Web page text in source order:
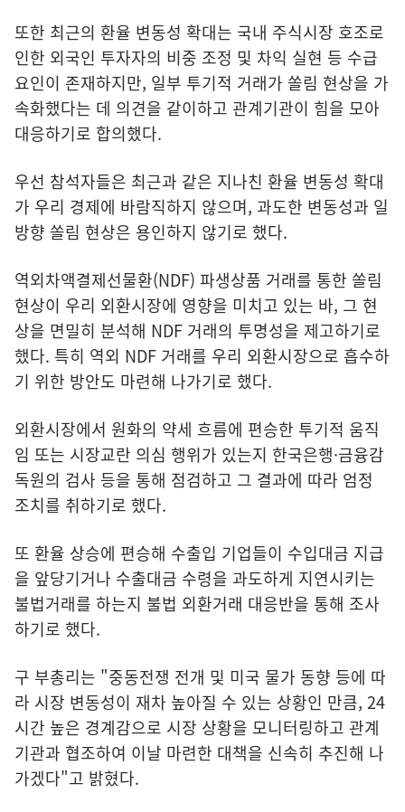
또한 최근의 환율 변동성 확대는 국내 주식시장 호조로
인한 외국인 투자자의 비중 조정 및 차익 실현 등 수급
요인이 존재하지만, 일부 투기적 거래가 쏠림 현상을 가
속화했다는 데 의견을 같이하고 관계기관이 힘을 모아
대응하기로 합의했다.
우선 참석자들은 최근과 같은 지나친 환율 변동성 확대
가 우리 경제에 바람직하지 않으며, 과도한 변동성과 일
방향 쏠림 현상은 용인하지 않기로 했다.
역외차액결제선물환(NDF) 파생상품 거래를 통한 쏠림
현상이 우리 외환시장에 영향을 미치고 있는 바, 그 현
상을 면밀히 분석해 NDF 거래의 투명성을 제고하기로
했다. 특히 역외 NDF 거래를 우리 외환시장으로 흡수하
기 위한 방안도 마련해 나가기로 했다.
외환시장에서 원화의 약세 흐름에 편승한 투기적 움직
임 또는 시장교란 의심 행위가 있는지 한국은행·금융감
독원의 검사 등을 통해 점검하고 그 결과에 따라 엄정
조치를 취하기로 했다.
또 환율 상승에 편승해 수출입 기업들이 수입대금 지급
을 앞당기거나 수출대금 수령을 과도하게 지연시키는
불법거래를 하는지 불법 외환거래 대응반을 통해 조사
하기로 했다.
구 부총리는 "중동전쟁 전개 및 미국 물가 동향 등에 따
라 시장 변동성이 재차 높아질 수 있는 상황인 만큼, 24
시간 높은 경계감으로 시장 상황을 모니터링하고 관계
기관과 협조하여 이날 마련한 대책을 신속히 추진해 나
가겠다"고 밝혔다.